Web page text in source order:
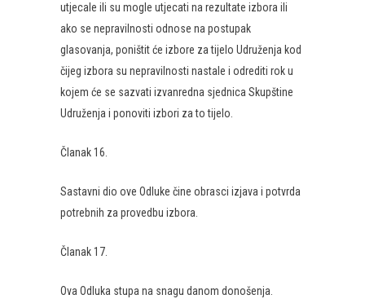
utjecale ili su mogle utjecati na rezultate izbora ili
ako se nepravilnosti odnose na postupak
glasovanja, poništit će izbore za tijelo Udruženja kod
čijeg izbora su nepravilnosti nastale i odrediti rok u
kojem će se sazvati izvanredna sjednica Skupštine
Udruženja i ponoviti izbori za to tijelo.
Članak 16.
Sastavni dio ove Odluke čine obrasci izjava i potvrda
potrebnih za provedbu izbora.
Članak 17.
Ova Odluka stupa na snagu danom donošenja.